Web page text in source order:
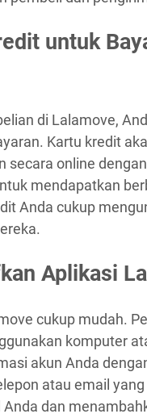
untuk
di Lalamove,
Kartu kredit
secara online
mendapatkan
Anda cukup
Aplikasi
cukup mudah.
komputer
akun Anda
atau email
dan